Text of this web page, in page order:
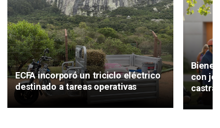
ECFA incorporó un triciclo eléctrico
destinado a tareas operativas
con